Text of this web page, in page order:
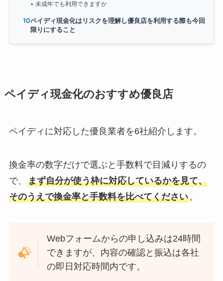
未成年でも利用できますか
ペイディ現金化はリスクを理解し優良店を利用する際も今回
限りにすること
ペイディ現金化のおすすめ優良店
ペイディに対応した優良業者を6社紹介します。
換金率の数字だけで選ぶと手数料で目減りするの
で、 まず自分が使う枠に対応しているかを見て、
そのうえで換金率と手数料を比べてください。
Webフォームからの申し込みは24時間
できますが、内容の確認と振込は各社
の即日対応時間内です。